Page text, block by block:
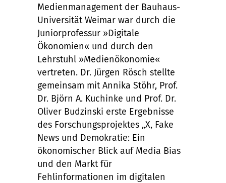
Medienmanagement der Bauhaus-
Universität Weimar war durch die
Juniorprofessur »Digitale
Ökonomien« und durch den
Lehrstuhl »Medienökonomie«
vertreten. Dr. Jürgen Rösch stellte
gemeinsam mit Annika Stöhr, Prof.
Dr. Björn A. Kuchinke und Prof. Dr.
Oliver Budzinski erste Ergebnisse
des Forschungsprojektes „X, Fake
News und Demokratie: Ein
ökonomischer Blick auf Media Bias
und den Markt für
Fehlinformationen im digitalen